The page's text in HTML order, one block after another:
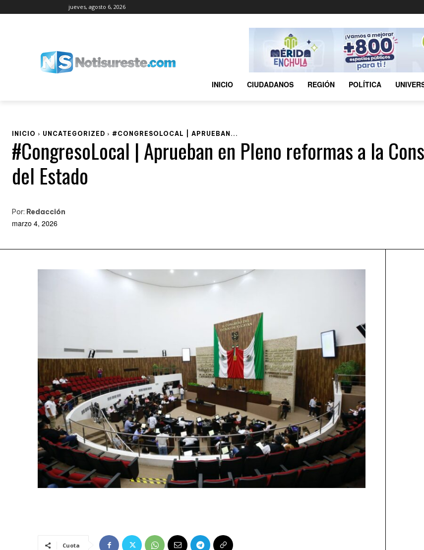
jueves, agosto 6, 2026
INICIO CIUDADANOS REGIÓN POLÍTICA
INICIO UNCATEGORIZED #CONGRESOLOCAL | APRUEBAN...
#CongresoLocal | Aprueban en Pleno reformas a la
del Estado
Por: Redacción
marzo 4, 2026
Cuota